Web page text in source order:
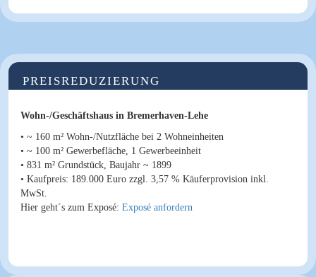
PREISREDUZIERUNG
Wohn-/Geschäftshaus in Bremerhaven-Lehe
• ~ 160 m² Wohn-/Nutzfläche bei 2 Wohneinheiten
• ~ 100 m² Gewerbefläche, 1 Gewerbeeinheit
• 831 m² Grundstück, Baujahr ~ 1899
• Kaufpreis: 189.000 Euro zzgl. 3,57 % Käuferprovision inkl.
MwSt.
Hier geht´s zum Exposé: Exposé anfordern